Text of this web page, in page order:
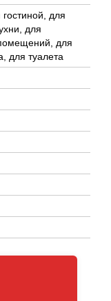
для
для
для
для туалета